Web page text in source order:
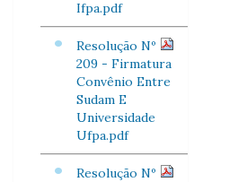
Ifpa.pdf
Resolução Nº
209 - Firmatura
Convênio Entre
Sudam E
Universidade
Ufpa.pdf
Resolução Nº